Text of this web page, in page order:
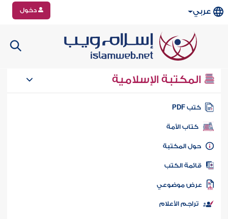
عربي دخول
المكتبة الإسلامية
كتب PDF
كتاب الأمة
المكتبة
الكتب
موضوعي